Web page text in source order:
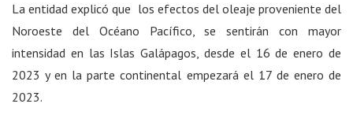
La entidad explicó que los efectos del oleaje proveniente del
Noroeste del Océano Pacífico, se sentirán con mayor
intensidad en las Islas Galápagos, desde el 16 de enero de
2023 y en la parte continental empezará el 17 de enero de
2023.